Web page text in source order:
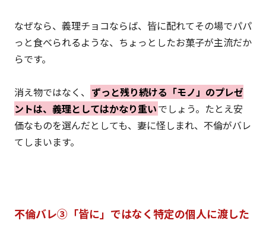
なぜなら、義理チョコならば、皆に配れてその場でパパ
っと食べられるような、ちょっとしたお菓子が主流だか
らです。
消え物ではなく、 ずっと残り続ける「モノ」のプレゼ
ントは、義理としてはかなり重いでしょう。たとえ安
価なものを選んだとしても、妻に怪しまれ、不倫がバレ
てしまいます。
不倫バレ③「皆に」ではなく特定の個人に渡した